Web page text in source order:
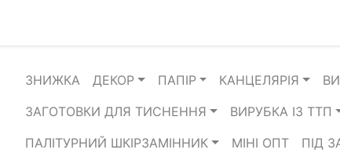
ЗНИЖКА ДЕКОР ПАПІР КАНЦЕЛЯРІЯ
ЗАГОТОВКИ ДЛЯ ТИСНЕННЯ
ВИРУБКА ІЗ ТТП
ПАЛІТУРНИЙ ШКІРЗАМІННИК
МІНІ ОПТ ПІД